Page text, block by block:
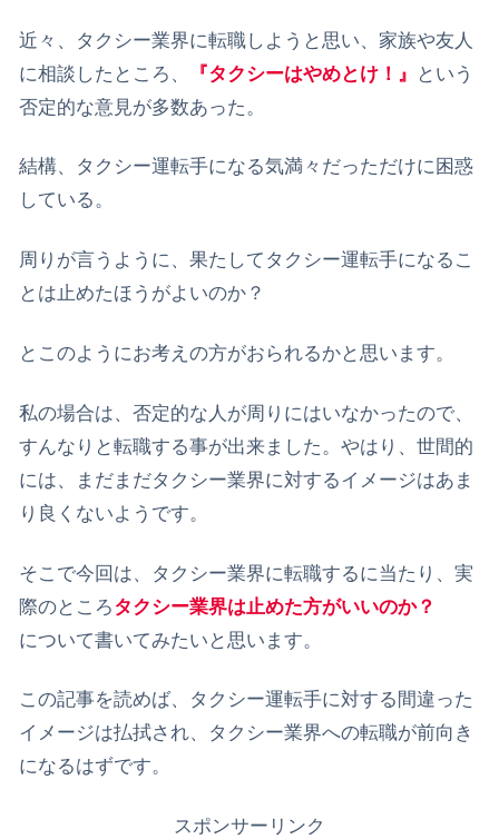
近々、タクシー業界に転職しようと思い、家族や友人
に相談したところ、
『タクシーはやめとけ！』
という
否定的な意見が多数あった。
結構、タクシー運転手になる気満々だっただけに困惑
している。
周りが言うように、果たしてタクシー運転手になるこ
とは止めたほうがよいのか？
とこのようにお考えの方がおられるかと思います。
私の場合は、否定的な人が周りにはいなかったので、
すんなりと転職する事が出来ました。やはり、世間的
には、まだまだタクシー業界に対するイメージはあま
り良くないようです。
そこで今回は、タクシー業界に転職するに当たり、実
際のところタクシー業界は止めた方がいいのか？
について書いてみたいと思います。
この記事を読めば、タクシー運転手に対する間違った
イメージは払拭され、タクシー業界への転職が前向き
になるはずです。
スポンサーリンク